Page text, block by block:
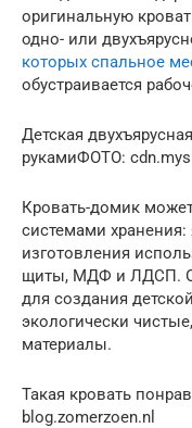
оригинальную
одно- или
которых спальное
обустраивается
Детская
рукамиФОТО:
Кровать-домик
системами
изготовления
щиты, МДФ и ЛДСП.
для создания
экологически
материалы.
Такая кровать
blog.zomerzoen.nl